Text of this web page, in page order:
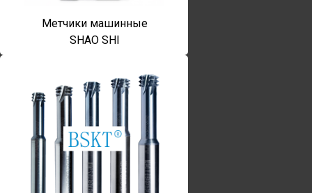
Метчики машинные
SHAO SHI